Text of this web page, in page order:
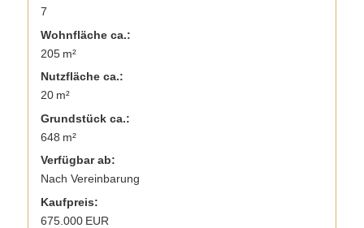
7
Wohnfläche ca.:
205 m²
Nutzfläche ca.:
20 m²
Grund­stück ca.:
648 m²
Verfügbar ab:
Nach Vereinbarung
Kaufpreis:
675.000 EUR